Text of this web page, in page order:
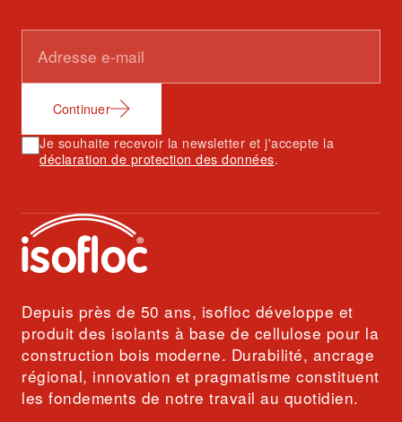
Continuer
Je souhaite recevoir la newsletter et j'accepte la
déclaration de protection des données.
Depuis près de 50 ans, isofloc développe et
produit des isolants à base de cellulose pour la
construction bois moderne. Durabilité, ancrage
régional, innovation et pragmatisme constituent
les fondements de notre travail au quotidien.